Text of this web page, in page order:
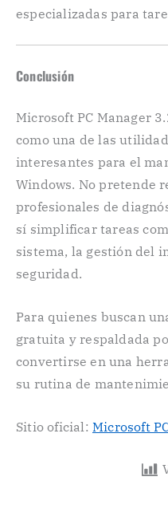
especializadas para
Conclusión
Microsoft PC Manager
como una de las
interesantes para el
Windows. No pretende
profesionales de
sí simplificar tareas
sistema, la gestión del
seguridad.
Para quienes buscan
gratuita y respaldada
convertirse en una
su rutina de
Sitio oficial: Microsoft